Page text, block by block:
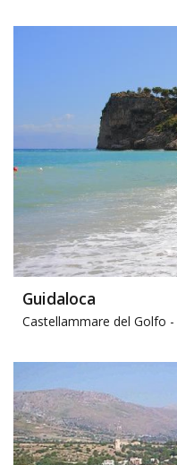
Guidaloca
Castellammare del Golfo -